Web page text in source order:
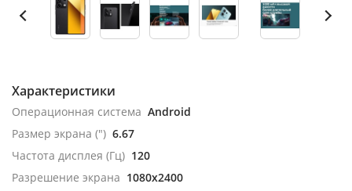
Характеристики
Операционная система Android
Размер экрана (") 6.67
Частота дисплея (Гц) 120
Разрешение экрана 1080x2400